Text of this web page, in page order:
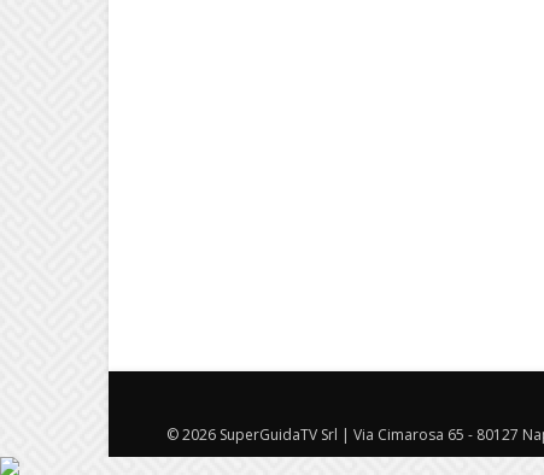
© 2026 SuperGuidaTV Srl | Via Cimarosa 65 - 80127